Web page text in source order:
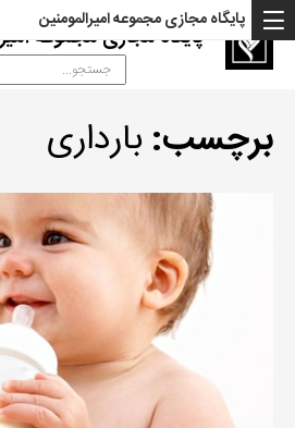
پایگاه مجازی مجموعه
پایگاه مجازی مجموعه امیرالمومنین
برچسب: بارداری